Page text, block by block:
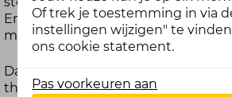
En hoe lekker smaakt een warme
met de eerste kerstsferen al in de
Daar sluiten we deze maand bij
thema:warme momenten en oog
Of trek je toestemming in via
instellingen wijzigen" te
ons cookie statement.
Pas voorkeuren aan